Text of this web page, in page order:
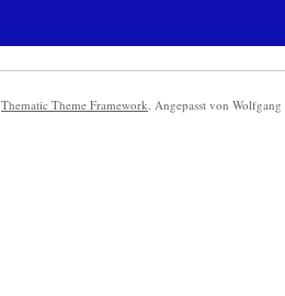
Thematic Theme Framework. Angepasst von